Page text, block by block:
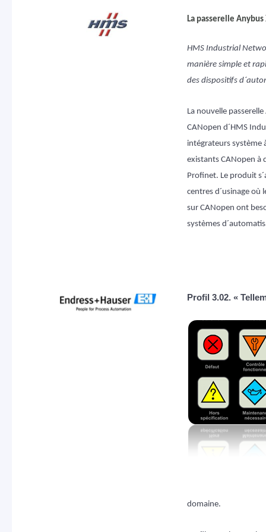
La passerelle
HMS Industrial
manière simple et
des dispositifs
La nouvelle
CANopen d´HMS
intégrateurs système
existants CANopen à
Profinet. Le produit
centres d´usinage où
sur CANopen ont
systèmes
Profil 3.02. «
domaine.